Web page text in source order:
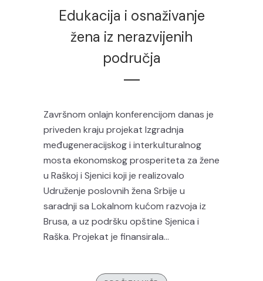
Edukacija i osnaživanje
žena iz nerazvijenih
područja
Završnom onlajn konferencijom danas je
priveden kraju projekat Izgradnja
međugeneracijskog i interkulturalnog
mosta ekonomskog prosperiteta za žene
u Raškoj i Sjenici koji je realizovalo
Udruženje poslovnih žena Srbije u
saradnji sa Lokalnom kućom razvoja iz
Brusa, a uz podršku opštine Sjenica i
Raška. Projekat je finansirala...